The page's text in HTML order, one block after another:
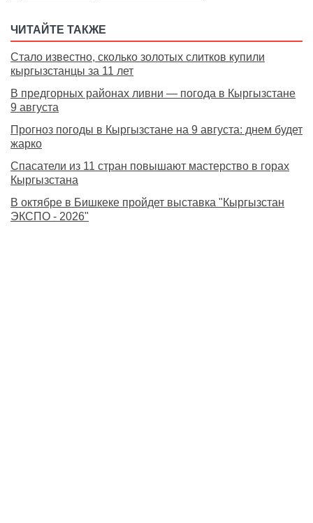
ЧИТАЙТЕ ТАКЖЕ
Стало известно, сколько золотых слитков купили
кыргызстанцы за 11 лет
В предгорных районах ливни — погода в Кыргызстане
9 августа
Прогноз погоды в Кыргызстане на 9 августа: днем будет
жарко
Спасатели из 11 стран повышают мастерство в горах
Кыргызстана
В октябре в Бишкеке пройдет выставка "Кыргызстан
ЭКСПО - 2026"